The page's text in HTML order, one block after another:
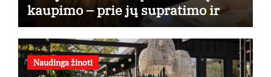
kaupimo – prie jų supratimo ir
taikymo
Naudinga žinoti